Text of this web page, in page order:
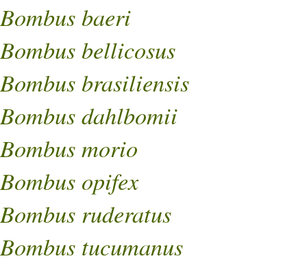
Bombus baeri
Bombus bellicosus
Bombus brasiliensis
Bombus dahlbomii
Bombus morio
Bombus opifex
Bombus ruderatus
Bombus tucumanus